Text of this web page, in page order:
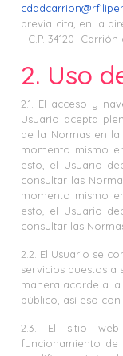
previa cita, en la
- C.P. 34120 Carrión
2. Uso
2.1. El acceso y
Usuario acepta
de la Normas en
momento mismo
esto, el Usuario
consultar las
momento mismo
esto, el Usuario
consultar las
2.2. El Usuario se
servicios puestos a
manera acorde a
público, así eso
2.3. El sitio
funcionamiento de